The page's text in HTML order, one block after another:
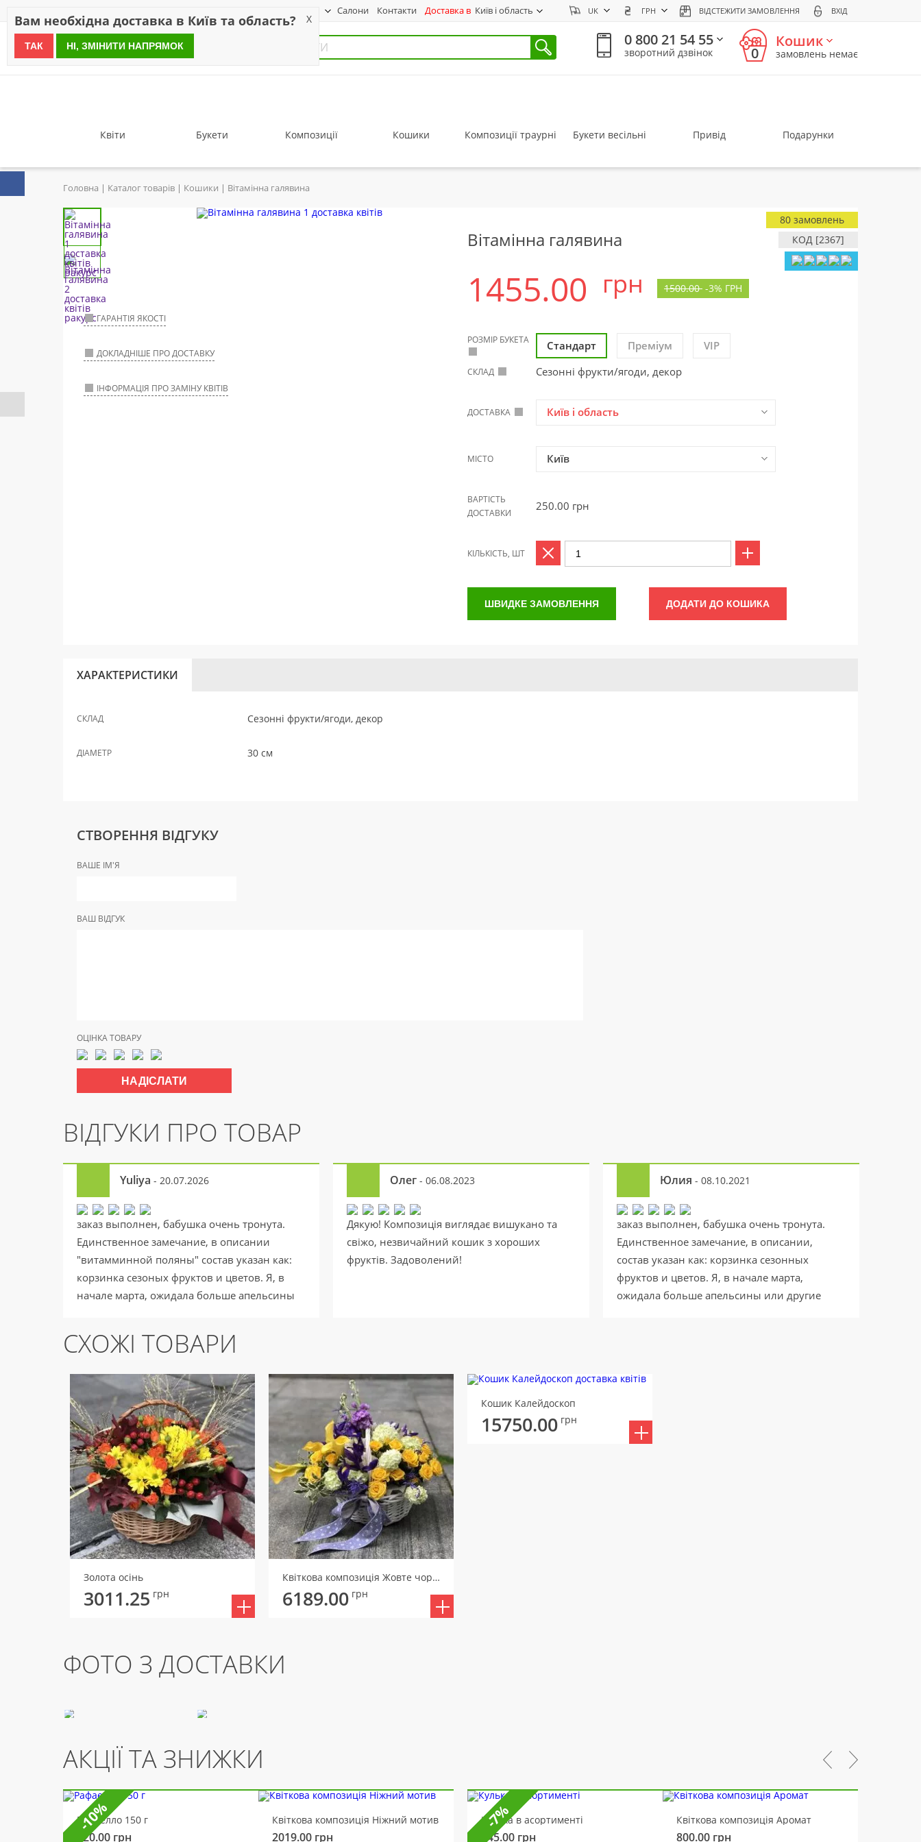
Салони Контакти Доставка в Київ і область UK ГРН ВІДСТЕЖИТИ ЗАМОВЛЕННЯ ВХІД
since 1999
0 800 21 54 55
зворотний дзвінок 0
Кошик
замовлень немає
Квіти Букети Композиції Кошики Композиції траурні Букети весільні Привід Подарунки
Головна Каталог товарів Кошики Вітамінна галявина
ГАРАНТІЯ ЯКОСТІ
ДОКЛАДНІШЕ ПРО ДОСТАВКУ
ІНФОРМАЦІЯ ПРО ЗАМІНУ КВІТІВ
Вітамінна галявина КОД [2367]
80 замовлень
1455.00 грн 1500.00 -3% ГРН
РОЗМІР БУКЕТА Стандарт Преміум VIP
СКЛАД Сезонні фрукти/ягоди, декор
ДОСТАВКА Київ і область
МІСТО Київ
ВАРТІСТЬ
ДОСТАВКИ
250.00 грн
КІЛЬКІСТЬ, ШТ
ШВИДКЕ ЗАМОВЛЕННЯ ДОДАТИ ДО КОШИКА
ХАРАКТЕРИСТИКИ
СКЛАД Сезонні фрукти/ягоди, декор
ДІАМЕТР 30 см
СТВОРЕННЯ ВІДГУКУ
ВАШЕ ІМ'Я
ВАШ ВІДГУК
ОЦІНКА ТОВАРУ
ВІДГУКИ ПРО ТОВАР
Yuliya - 20.07.2026
заказ выполнен, бабушка очень тронута.
Единственное замечание, в описании
"витамминной поляны" состав указан как:
корзинка сезоных фруктов и цветов. Я, в
начале марта, ожидала больше апельсины
угодили, особенно она довольна самой
Олег - 06.08.2023
Дякую! Композиція виглядає вишукано та
свіжо, незвичайний кошик з хороших
фруктів. Задоволений!
Юлия - 08.10.2021
заказ выполнен, бабушка очень тронута.
Единственное замечание, в описании,
состав указан как: корзинка сезонных
фруктов и цветов. Я, в начале марта,
ожидала больше апельсины или другие
СХОЖІ ТОВАРИ
Золота осінь
3011.25 грн
Квіткова композиція Жовте чорнило
6189.00 грн
Кошик Калейдоскоп
15750.00 грн
ФОТО З ДОСТАВКИ
АКЦІЇ ТА ЗНИЖКИ
Рафаелло 150 г
320.00 грн
Квіткова композиція Ніжний мотив
2019.00 грн
-10% Кулька в асортименті
145.00 грн
Квіткова композиція Аромат
800.00 грн
-7%
Вам необхідна доставка в Київ та область? X
ТАК НІ, ЗМІНИТИ НАПРЯМОК